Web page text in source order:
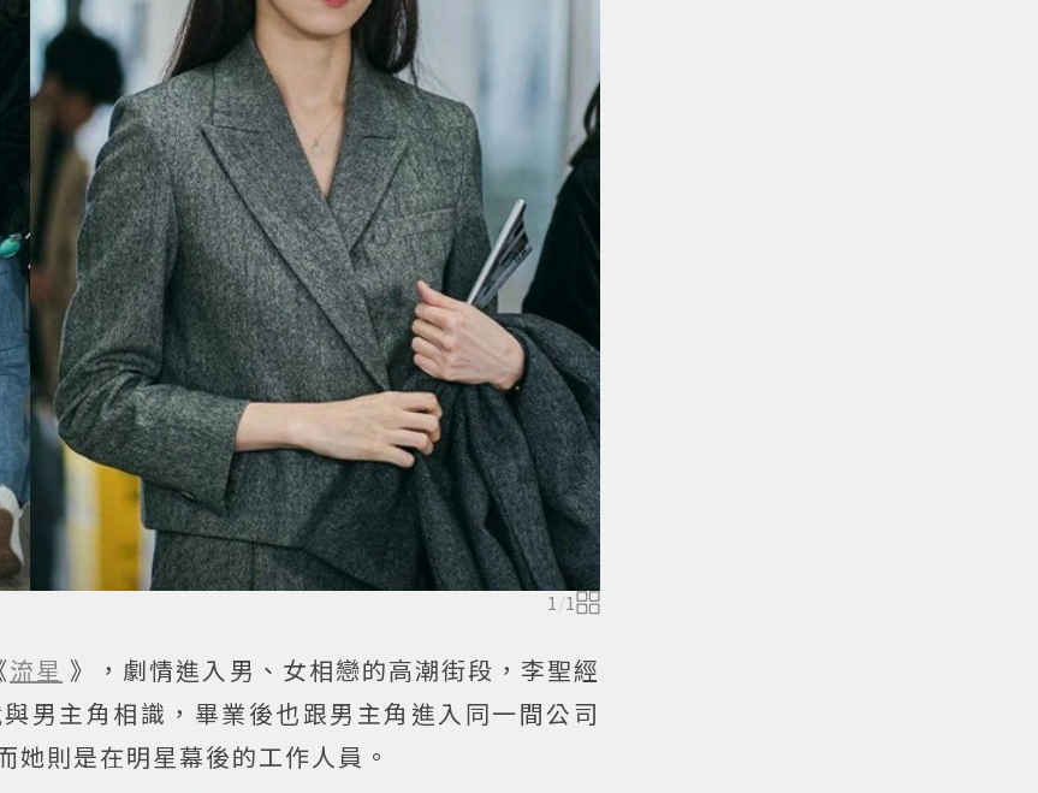
1/1
流星 》，劇情進入男、女相戀的高潮街段，李聖經
男主角相識，畢業後也跟男主角進入同一間公司
則是在明星幕後的工作人員。